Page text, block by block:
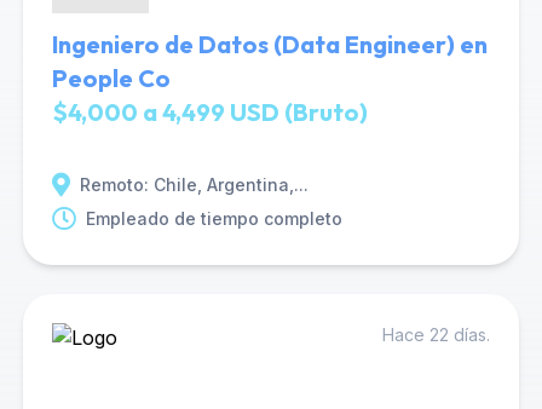
Ingeniero de Datos (Data Engineer) en
People Co
$4,000 a 4,499 USD (Bruto)
Remoto: Chile, Argentina,...
Empleado de tiempo completo
Hace 22 días.